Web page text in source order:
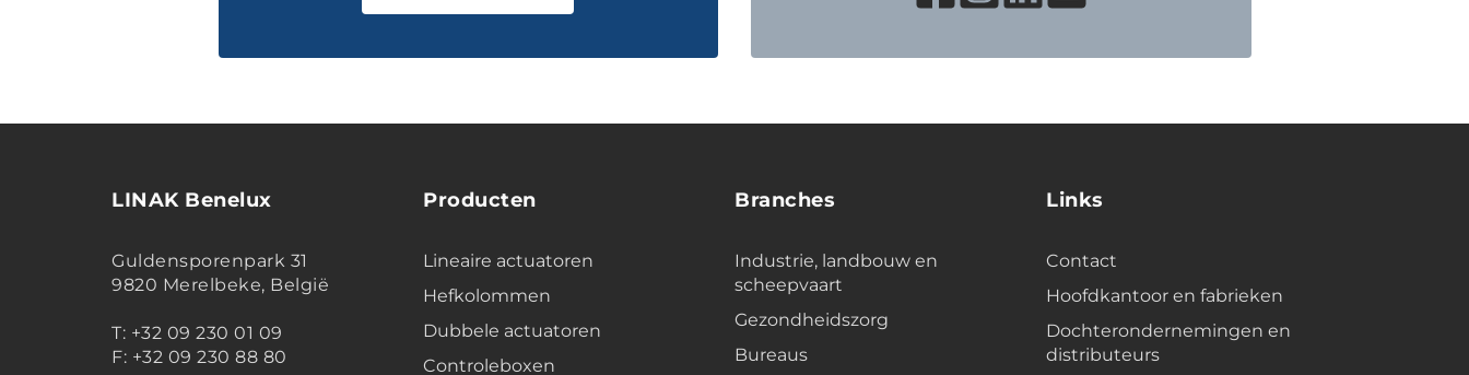
LINAK Benelux
Guldensporenpark 31
9820 Merelbeke, België
T: +32 09 230 01 09
F: +32 09 230 88 80
Producten
Lineaire actuatoren
Hefkolommen
Dubbele actuatoren
Controleboxen
Branches
Industrie, landbouw en
scheepvaart
Gezondheidszorg
Bureaus
Links
Contact
Hoofdkantoor en fabrieken
Dochterondernemingen en
distributeurs